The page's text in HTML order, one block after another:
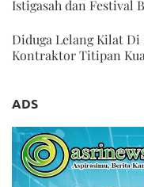
Istigasah dan Festival
Diduga Lelang Kilat Di
Kontraktor Titipan
ADS